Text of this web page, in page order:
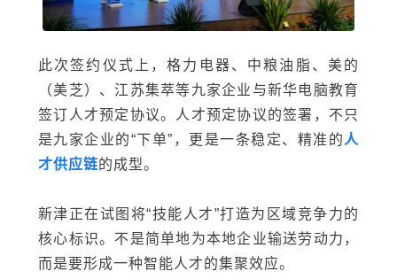
此次签约仪式上，格力电器、中粮油脂、美的
（美芝）、江苏集萃等九家企业与新华电脑教育
签订人才预定协议。人才预定协议的签署，不只
是九家企业的“下单”，更是一条稳定、精准的人
才供应链的成型。
新津正在试图将“技能人才”打造为区域竞争力的
核心标识。不是简单地为本地企业输送劳动力，
而是要形成一种智能人才的集聚效应。